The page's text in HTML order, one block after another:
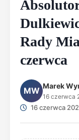
Rady
czerwca
MW Marek
16 czerwca
16 czerwca